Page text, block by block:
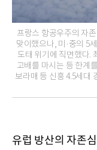
프랑스 항공우주의 자
맞이했으나, 미·중의 5
도태 위기에 직면했다.
고배를 마시는 등 한계
보라매 등 신흥 4.5세대
유럽 방산의 자존